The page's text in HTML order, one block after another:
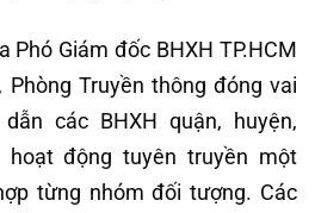
Phó Giám đốc BHXH TP.HCM
Phòng Truyền thông đóng vai
các BHXH quận, huyện,
hoạt động tuyên truyền một
từng nhóm đối tượng. Các